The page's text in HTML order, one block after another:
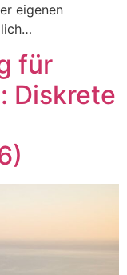
eigenen
für
Diskrete